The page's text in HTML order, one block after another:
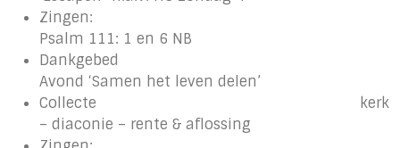
Zingen:
Psalm 111: 1 en 6 NB
Dankgebed
Avond ‘Samen het leven delen’
Collecte kerk
– diaconie – rente & aflossing